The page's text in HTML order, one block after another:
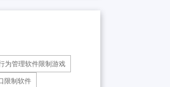
庆*制药有限公司、*医
重庆有限公司、重庆*肿
等十余家子公司...
为管理软件限制游戏
限制软件